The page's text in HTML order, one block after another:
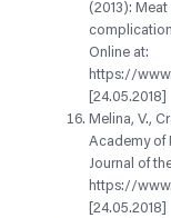
(2013):
Online at:
https://
[24.05.2018]
Melina, V.,
Academy of
Journal of
https://
[24.05.2018]